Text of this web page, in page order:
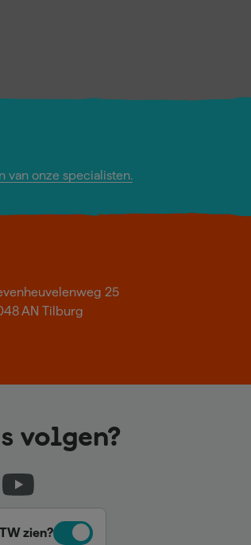
van onze specialisten.
25
AN Tilburg
volgen?
zien?